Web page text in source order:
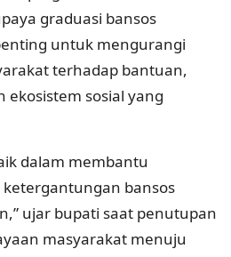
graduasi bansos
untuk mengurangi
terhadap bantuan,
ekosistem sosial yang
dalam membantu
bansos
ujar bupati saat penutupan
masyarakat menuju